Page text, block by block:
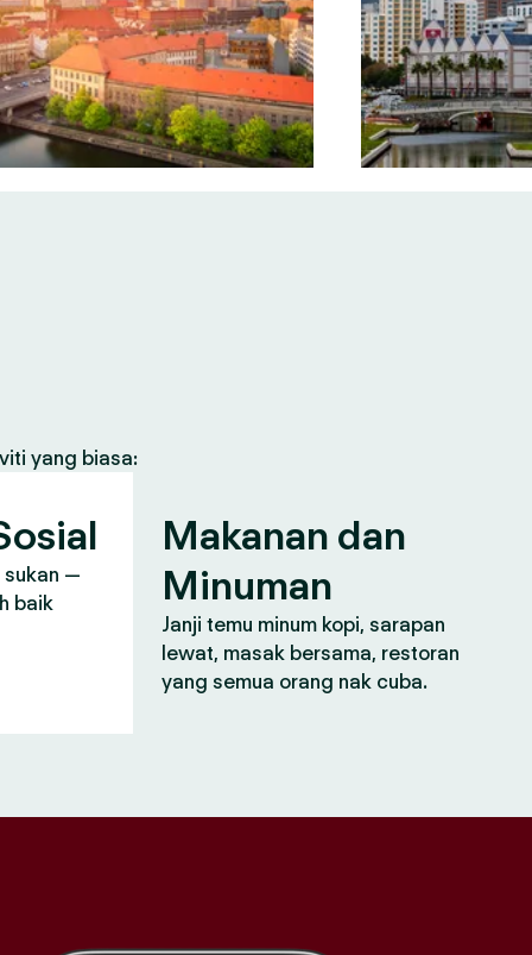
yang biasa:
sukan —
baik
Makanan dan
Minuman
Janji temu minum kopi, sarapan
lewat, masak bersama, restoran
yang semua orang nak cuba.